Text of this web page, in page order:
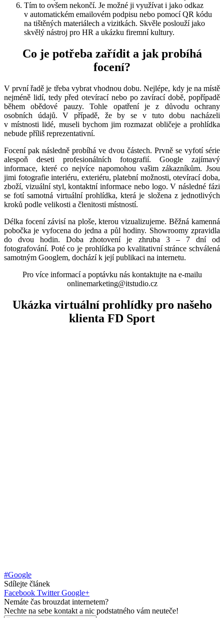
Tím to ovšem nekončí. Je možné ji využívat i jako odkaz
v automatickém emailovém podpisu nebo pomocí QR kódu
na tištěných materiálech a vizitkách. Skvěle poslouží jako
skvělý nástroj pro HR a ukázku firemní kultury.
Co je potřeba zařídit a jak probíhá
focení?
V první řadě je třeba vybrat vhodnou dobu. Nejlépe, kdy je na místě
nejméně lidí, tedy před otevírací nebo po zavírací době, popřípadě
během obědové pauzy. Tohle opatření je z důvodu ochrany
osobních údajů. V případě, že by se v tuto dobu nacházeli
v místnosti lidé, museli bychom jim rozmazat obličeje a prohlídka
nebude příliš reprezentativní.
Focení pak následně probíhá ve dvou částech. Prvně se vyfotí série
alespoň deseti profesionálních fotografií. Google zajímavý
informace, které co nejvíce napomohou vašim zákazníkům. Jsou
jimi fotografie interiéru, exteriéru, platební možnosti, otevírací doba,
zboží, vizuální styl, kontaktní informace nebo logo. V následné fázi
se fotí samotná virtuální prohlídka, která je složena z jednotlivých
kroků podle velikosti a členitosti místností.
Délka focení závisí na ploše, kterou vizualizujeme. Běžná kamenná
pobočka je vyfocena do jedna a půl hodiny. Showroomy zpravidla
do dvou hodin. Doba zhotovení je zhruba 3 – 7 dní od
fotografování. Poté co je prohlídka po kvalitativní stránce schválená
samotným Googlem, dochází k její publikaci na internetu.
Pro více informací a poptávku nás kontaktujte na e-mailu
onlinemarketing@itstudio.cz
Ukázka virtuální prohlídky pro našeho
klienta FD Sport
#Google
Sdílejte článek
Facebook Twitter Google+
Nemáte čas brouzdat internetem?
Nechte na sebe kontakt a nic podstatného vám neuteče!